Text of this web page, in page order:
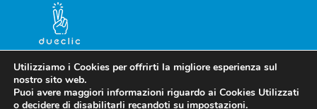
Utilizziamo i Cookies per offrirti la migliore esperienza sul
nostro sito web.
Puoi avere maggiori informazioni riguardo ai Cookies Utilizzati
o decidere di disabilitarli recandoti su impostazioni.